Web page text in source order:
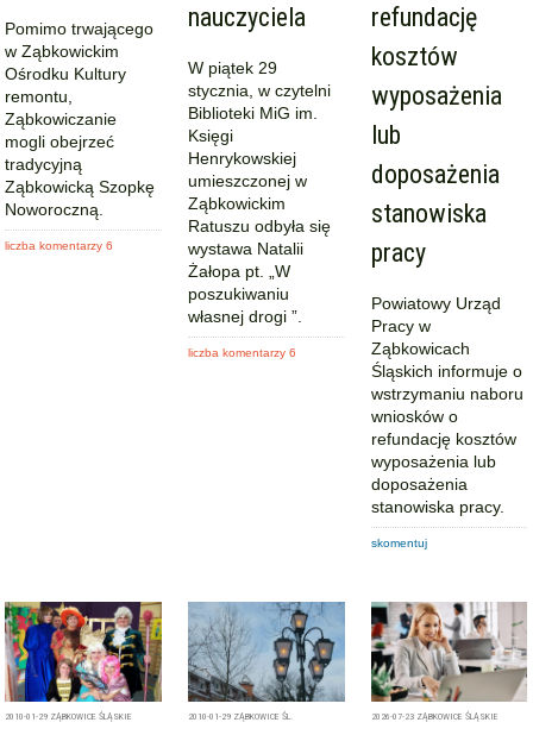
Pomimo trwającego
w Ząbkowickim
Ośrodku Kultury
remontu,
Ząbkowiczanie
mogli obejrzeć
tradycyjną
Ząbkowicką Szopkę
Noworoczną.
liczba komentarzy 6
nauczyciela
W piątek 29
stycznia, w czytelni
Biblioteki MiG im.
Księgi
Henrykowskiej
umieszczonej w
Ząbkowickim
Ratuszu odbyła się
wystawa Natalii
Żałopa pt. „W
poszukiwaniu
własnej drogi ”.
liczba komentarzy 6
refundację
kosztów
wyposażenia
lub
doposażenia
stanowiska
pracy
Powiatowy Urząd
Pracy w
Ząbkowicach
Śląskich informuje o
wstrzymaniu naboru
wniosków o
refundację kosztów
wyposażenia lub
doposażenia
stanowiska pracy.
skomentuj
2010-01-29 ZĄBKOWICE ŚLĄSKIE 2010-01-29 ZĄBKOWICE ŚL. 2026-07-23 ZĄBKOWICE ŚLĄSKIE